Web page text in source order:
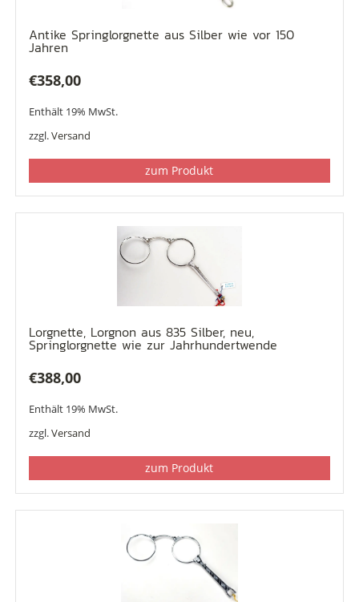
Antike Springlorgnette aus Silber wie vor 150
Jahren
€358,00
Enthält 19% MwSt.
zzgl.Versand
zum Produkt
Lorgnette, Lorgnon aus 835 Silber, neu,
Springlorgnette wie zur Jahrhundertwende
€388,00
Enthält 19% MwSt.
zzgl.Versand
zum Produkt